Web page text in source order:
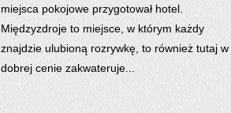
miejsca pokojowe przygotował hotel.
Międzyzdroje to miejsce, w którym każdy
znajdzie ulubioną rozrywkę, to również tutaj w
dobrej cenie zakwateruje...